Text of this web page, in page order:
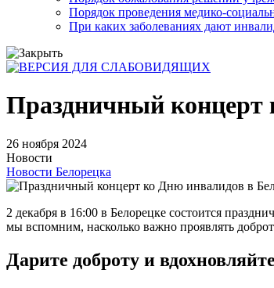
Порядок проведения медико-
При каких заболеваниях дают
Праздничный концерт
26 ноября 2024
Новости
Новости Белорецка
2 декабря в 16:00 в Белорецке состоится
мы вспомним, насколько важно проявлять
Дарите доброту и